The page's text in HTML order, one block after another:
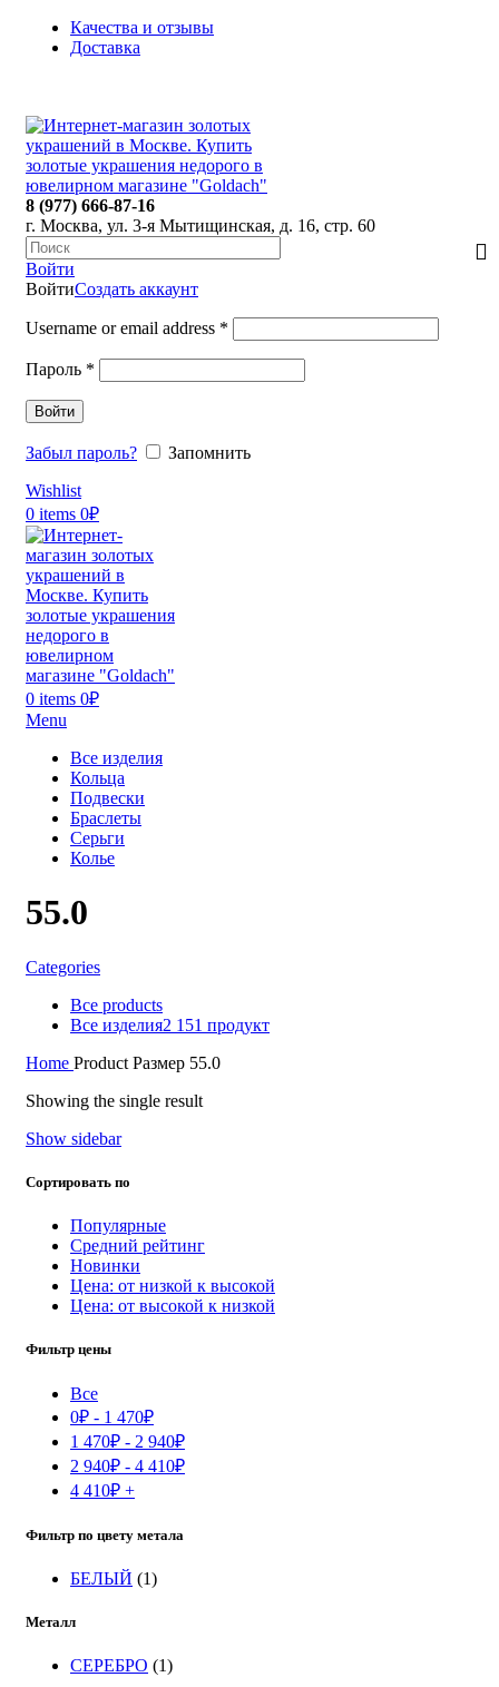
Качества и отзывы
Доставка
8 (977) 666-87-16
г. Москва, ул. 3-я Мытищинская, д. 16, стр. 60
Войти
ВойтиСоздать аккаунт
Username or email address *
Пароль *
Войти
Забыл пароль?
Запомнить
Wishlist
0 items 0₽
0 items 0₽
Menu
Все изделия
Кольца
Подвески
Браслеты
Серьги
Колье
55.0
Categories
Все products
Все изделия2 151 продукт
Home Product Размер 55.0
Showing the single result
Show sidebar
Сортировать по
Популярные
Средний рейтинг
Новинки
Цена: от низкой к высокой
Цена: от высокой к низкой
Фильтр цены
Все
0₽ - 1 470₽
1 470₽ - 2 940₽
2 940₽ - 4 410₽
4 410₽ +
Фильтр по цвету метала
БЕЛЫЙ (1)
Металл
СЕРЕБРО (1)